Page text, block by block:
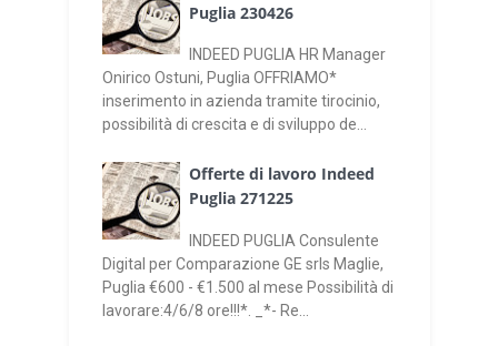
Puglia 230426
INDEED PUGLIA HR Manager
Onirico Ostuni, Puglia OFFRIAMO*
inserimento in azienda tramite tirocinio,
possibilità di crescita e di sviluppo de...
Offerte di lavoro Indeed
Puglia 271225
INDEED PUGLIA Consulente
Digital per Comparazione GE srls Maglie,
Puglia €600 - €1.500 al mese Possibilità di
lavorare:4/6/8 ore!!!*. _*- Re...